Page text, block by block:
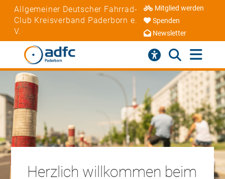
Allgemeiner Deutscher Fahrrad-
Club Kreisverband Paderborn e.
V.
Mitglied werden
Spenden
Newsletter
Herzlich willkommen beim